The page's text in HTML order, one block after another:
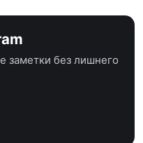
заметки без лишнего